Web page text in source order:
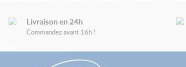
Livraison en 24h
Commandez avant 16h !